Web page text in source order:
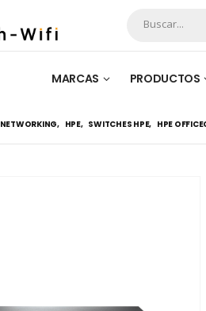
MARCAS PRODUCTOS
NETWORKING, HPE, SWITCHES HPE, HPE